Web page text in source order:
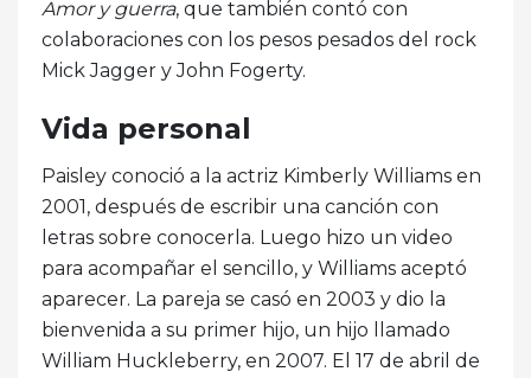
Amor y guerra, que también contó con
colaboraciones con los pesos pesados ​​del rock
Mick Jagger y John Fogerty.
Vida personal
Paisley conoció a la actriz Kimberly Williams en
2001, después de escribir una canción con
letras sobre conocerla. Luego hizo un video
para acompañar el sencillo, y Williams aceptó
aparecer. La pareja se casó en 2003 y dio la
bienvenida a su primer hijo, un hijo llamado
William Huckleberry, en 2007. El 17 de abril de